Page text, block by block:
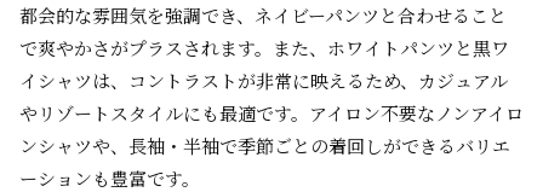
都会的な雰囲気を強調でき、ネイビーパンツと合わせること
で爽やかさがプラスされます。また、ホワイトパンツと黒ワ
イシャツは、コントラストが非常に映えるため、カジュアル
やリゾートスタイルにも最適です。アイロン不要なノンアイロ
ンシャツや、長袖・半袖で季節ごとの着回しができるバリエ
ーションも豊富です。